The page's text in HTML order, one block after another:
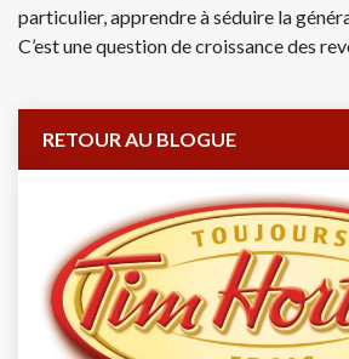
particulier, apprendre à séduire la
C’est une question de croissance des
RETOUR AU BLOGUE